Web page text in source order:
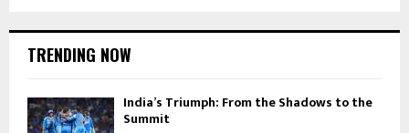
TRENDING NOW
India’s Triumph: From the Shadows to the
Summit